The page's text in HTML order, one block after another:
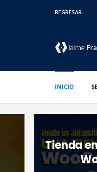
REGRESAR
INICIO
Tienda